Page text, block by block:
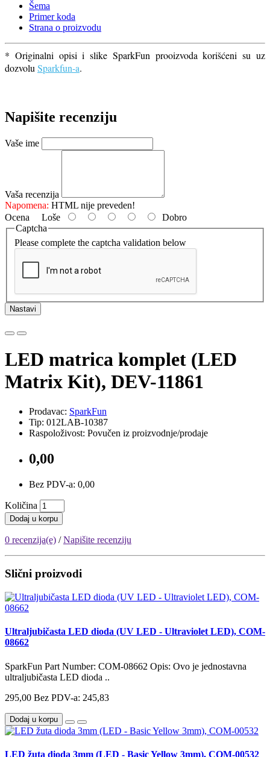
Šema
Primer koda
Strana o proizvodu
* Originalni opisi i slike SparkFun prooizvoda korišćeni su uz
dozvoluSparkfun-a.
Napišite recenziju
Vaše ime
Vaša recenzija
Napomena: HTML nije preveden!
Ocena Loše
Dobro
Captcha
Please complete the captcha validation below
Nastavi
LED matrica komplet (LED
Matrix Kit), DEV-11861
Prodavac: SparkFun
Tip: 012LAB-10387
Raspoloživost: Povučen iz proizvodnje/prodaje
0,00
Bez PDV-a: 0,00
Količina
Dodaj u korpu
0 recenzija(e) /Napišite recenziju
Slični proizvodi
Ultraljubičasta LED dioda (UV LED - Ultraviolet LED), COM-
08662
SparkFun Part Number: COM-08662 Opis: Ovo je jednostavna
ultraljubičasta LED dioda ..
295,00 Bez PDV-a: 245,83
Dodaj u korpu
LED žuta dioda 3mm (LED - Basic Yellow 3mm), COM-00532